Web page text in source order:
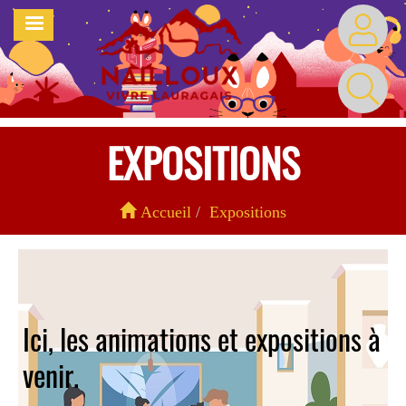
Aller
contenu
principal
MENU
EXPOSITIONS
Accueil Expositions
Ici, les animations et expositions à
venir.